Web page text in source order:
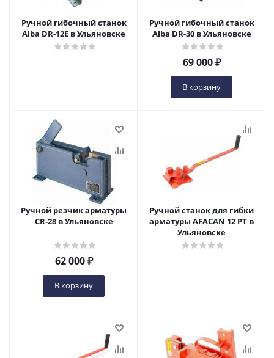
Ручной гибочный станок
Alba DR-12E в Ульяновске
Ручной гибочный станок
Alba DR-30 в Ульяновске
69 000₽
В корзину
Ручной резчик арматуры
CR-28 в Ульяновске
62 000₽
В корзину
Ручной станок для гибки
арматуры AFACAN 12 РТ в
Ульяновске